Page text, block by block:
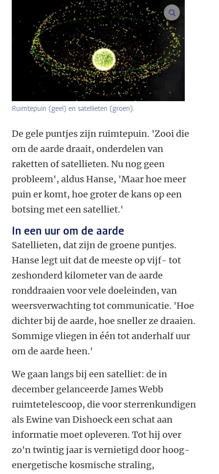
Ruimtepuin (geel) en satellieten (groen).
vergroot
De gele puntjes zijn ruimtepuin. 'Zooi die
om de aarde draait, onderdelen van
raketten of satellieten. Nu nog geen
probleem', aldus Hanse, 'Maar hoe meer
puin er komt, hoe groter de kans op een
botsing met een satelliet.'
In een uur om de aarde
Satellieten, dat zijn de groene puntjes.
Hanse legt uit dat de meeste op vijf- tot
zeshonderd kilometer van de aarde
ronddraaien voor vele doeleinden, van
weersverwachting tot communicatie. 'Hoe
dichter bij de aarde, hoe sneller ze draaien.
Sommige vliegen in één tot anderhalf uur
om de aarde heen.'
We gaan langs bij een satelliet: de in
december gelanceerde James Webb
ruimtetelescoop, die voor sterrenkundigen
als Ewine van Dishoeck een schat aan
informatie moet opleveren. Tot hij over
zo'n twintig jaar is vernietigd door hoog-
energetische kosmische straling,